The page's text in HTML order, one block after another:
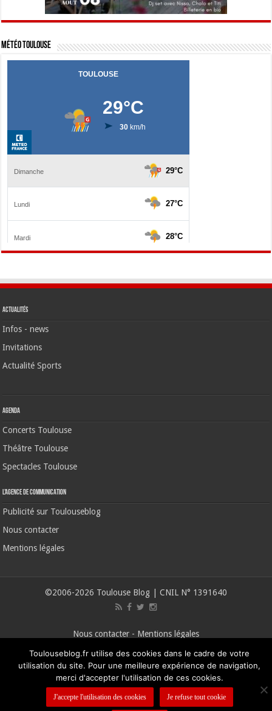
Météo Toulouse
Actualités
Infos - news
Invitations
Actualité Sports
Agenda
Concerts Toulouse
Théâtre Toulouse
Spectacles Toulouse
L’agence de communication
Publicité sur Toulouseblog
Nous contacter
Mentions légales
©2006-2026 Toulouse Blog | CNIL N° 1391640
Nous contacter - Mentions légales
Toulouseblog.fr utilise des cookies dans le cadre de votre
utilisation du site. Pour une meilleure expérience de navigation,
merci d'accepter l'utilisation de ces cookies.
J'accepte l'utilisation des cookies Je refuse tout cookie